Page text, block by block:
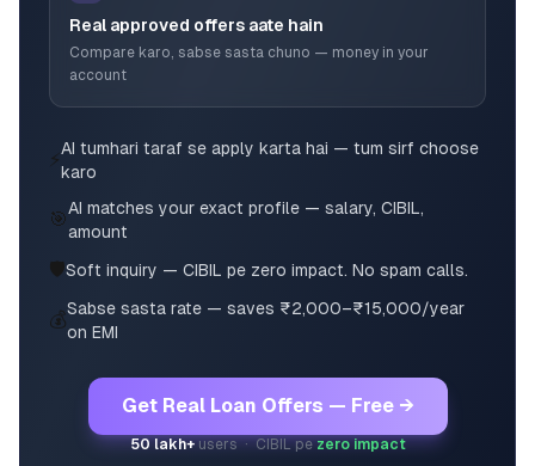
Real approved offers aate hain
Compare karo, sabse sasta chuno — money in your
account
⚡AI tumhari taraf se apply karta hai — tum sirf choose
karo
🎯AI matches your exact profile — salary, CIBIL,
amount
🛡️Soft inquiry — CIBIL pe zero impact. No spam calls.
💰Sabse sasta rate — saves ₹2,000–₹15,000/year
on EMI
Get Real Loan Offers — Free →
50 lakh+users · CIBIL pezero impact